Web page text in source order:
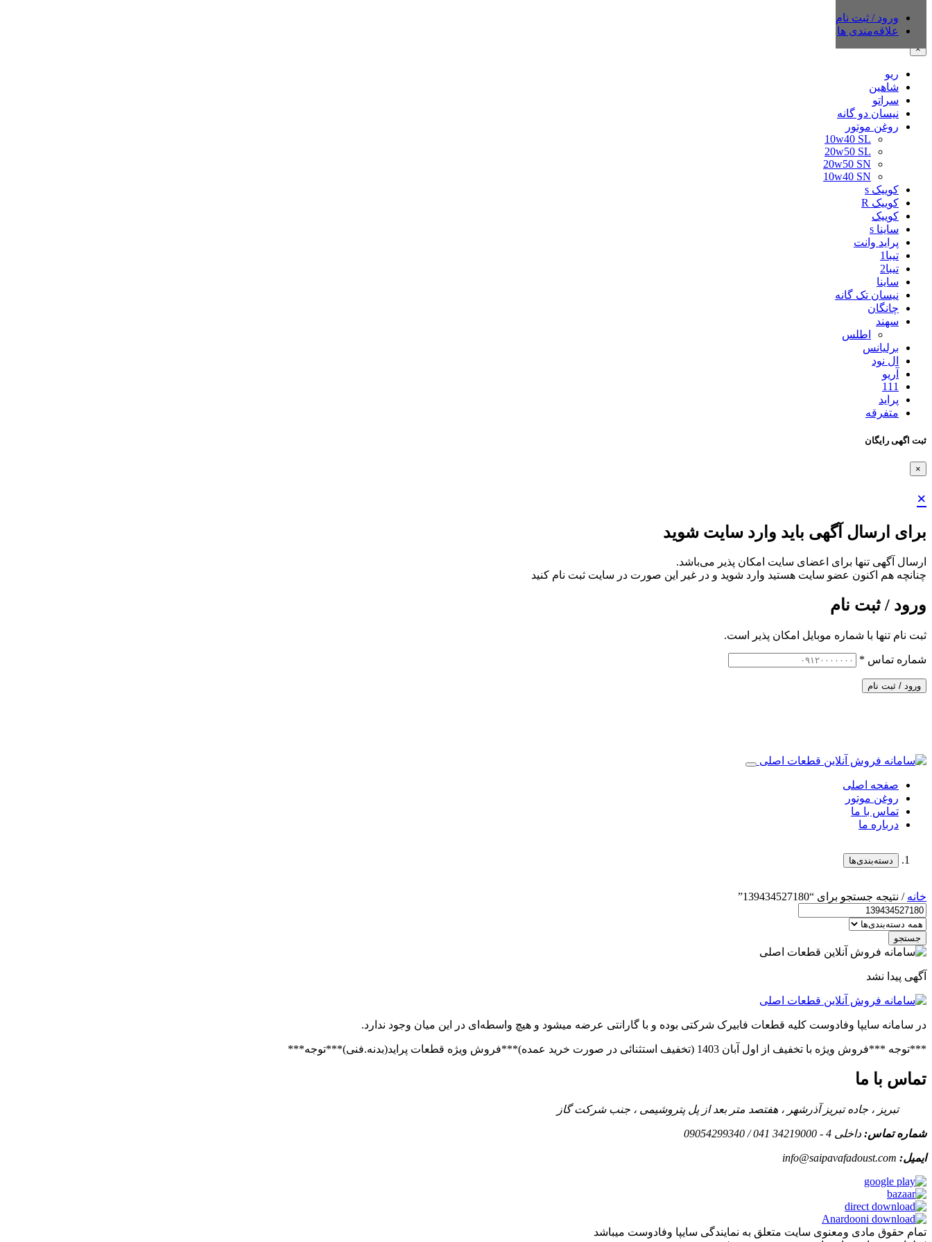
دسته‌بندی‌ها
×
ریو
شاهین
سراتو
نیسان دو گانه
روغن موتور
10w40 SL
20w50 SL
20w50 SN
10w40 SN
کوییک s
کوییک R
کوییک
ساینا s
پراید وانت
تیبا1
تیبا2
ساینا
نیسان تک گانه
چانگان
سهند
اطلس
برلیانس
ال نود
آریو
111
پراید
متفرقه
ثبت اگهی رایگان
×
×
برای ارسال آگهی باید وارد سایت شوید
ارسال آگهی تنها برای اعضای سایت امکان پذیر می‌باشد.
چنانچه هم‌ اکنون عضو سایت هستید وارد شوید و در غیر این صورت در سایت ثبت نام کنید
ورود / ثبت نام
ثبت نام تنها با شماره موبایل امکان پذیر است.
شماره تماس *
ورود / ثبت نام
ورود / ثبت نام
علاقه‌مندی ها
صفحه اصلی
روغن موتور
تماس با ما
درباره ما
دسته‌بندی‌ها
خانه / نتیجه جستجو برای “139434527180”
جستجو
آگهی پیدا نشد
در سامانه سایپا وفادوست کلیه قطعات فابیرک شرکتی بوده و با گارانتی عرضه میشود و هیچ واسطه‌ای در این میان وجود ندارد.
***توجه ***فروش ویژه با تخفیف از اول آبان 1403 (تخفیف استثنائی در صورت خرید عمده)***فروش ویژه قطعات پراید(بدنه.فنی)***توجه***
تماس با ما
تبریز ، جاده تبریز آذرشهر ، هفتصد متر بعد از پل پتروشیمی ، جنب شرکت گاز
شماره تماس: داخلی 4 - 34219000 041 / 09054299340
ایمیل: info@saipavafadoust.com
تمام حقوق مادی ومعنوی سایت متعلق به نمایندگی سایپا وفادوست میباشد